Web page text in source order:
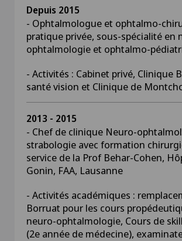
Depuis 2015
- Ophtalmologue et ophtalmo-
pratique privée, sous-spécialité en
ophtalmologie et ophtalmo-
- Activités : Cabinet privé, Clinique
santé vision et Clinique de
2013 - 2015
- Chef de clinique Neuro-
strabologie avec formation
service de la Prof Behar-Cohen,
Gonin, FAA, Lausanne
- Activités académiques :
Borruat pour les cours
neuro-ophtalmologie, Cours de
(2e année de médecine),